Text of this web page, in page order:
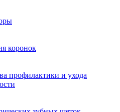
коронок
профилактики и ухода